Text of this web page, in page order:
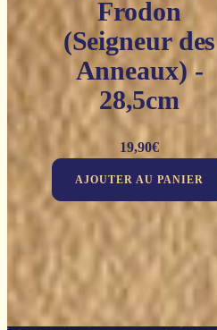
Frodon
(Seigneur des
Anneaux) -
28,5cm
19,90€
AJOUTER AU PANIER